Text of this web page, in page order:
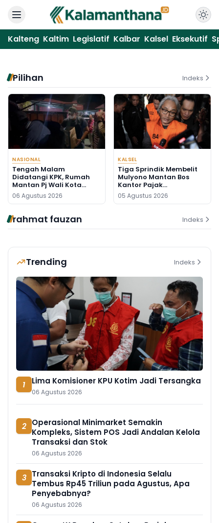
Kalteng Kaltim Legislatif Kalbar Kalsel Eksekutif
Pilihan Indeks
NASIONAL
Tengah Malam
Didatangi KPK, Rumah
Mantan Pj Wali Kota
Digeledah, Empat Koper
Dibawa
06 Agustus 2026
KALSEL
Tiga Sprindik Membelit
Mulyono Mantan Bos
Kantor Pajak
Banjarmasin
05 Agustus 2026
rahmat fauzan Indeks
Trending Indeks
1 Lima Komisioner KPU Kotim Jadi Tersangka
06 Agustus 2026
2 Operasional Minimarket Semakin
Kompleks, Sistem POS Jadi Andalan Kelola
Transaksi dan Stok
06 Agustus 2026
3 Transaksi Kripto di Indonesia Selalu
Tembus Rp45 Triliun pada Agustus, Apa
Penyebabnya?
06 Agustus 2026